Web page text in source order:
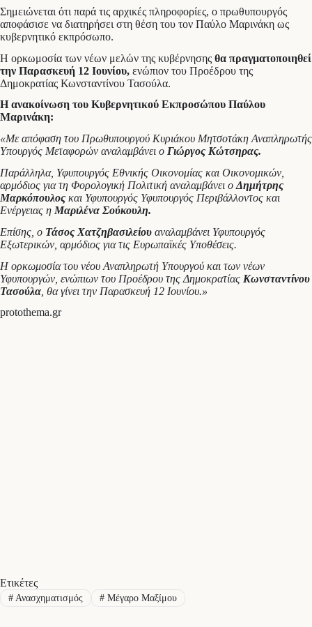
Σημειώνεται ότι παρά τις αρχικές πληροφορίες, ο πρωθυπουργός
αποφάσισε να διατηρήσει στη θέση του τον Παύλο Μαρινάκη ως
κυβερνητικό εκπρόσωπο.
Η ορκωμοσία των νέων μελών της κυβέρνησης θα πραγματοποιηθεί
την Παρασκευή 12 Ιουνίου, ενώπιον του Προέδρου της
Δημοκρατίας Κωνσταντίνου Τασούλα.
Η ανακοίνωση του Κυβερνητικού Εκπροσώπου Παύλου
Μαρινάκη:
«Με απόφαση του Πρωθυπουργού Κυριάκου Μητσοτάκη Αναπληρωτής
Υπουργός Μεταφορών αναλαμβάνει ο Γιώργος Κώτσηρας.
Παράλληλα, Υφυπουργός Εθνικής Οικονομίας και Οικονομικών,
αρμόδιος για τη Φορολογική Πολιτική αναλαμβάνει ο Δημήτρης
Μαρκόπουλος και Υφυπουργός Υφυπουργός Περιβάλλοντος και
Ενέργειας η Μαριλένα Σούκουλη.
Επίσης, ο Τάσος Χατζηβασιλείου αναλαμβάνει Υφυπουργός
Εξωτερικών, αρμόδιος για τις Ευρωπαϊκές Υποθέσεις.
Η ορκωμοσία του νέου Αναπληρωτή Υπουργού και των νέων
Υφυπουργών, ενώπιων του Προέδρου της Δημοκρατίας Κωνσταντίνου
Τασούλα , θα γίνει την Παρασκευή 12 Ιουνίου.»
protothema.gr
Ετικέτες
#Ανασχηματισμός #Μέγαρο Μαξίμου